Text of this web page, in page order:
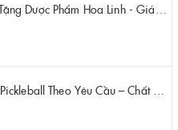
Sản Xuất Balo Quà Tặng Dược Phẩm Hoa Linh - Giá Gốc Tại Xưởng
Xưởng Sản Xuất Túi Pickleball Theo Yêu Cầu – Chất Lượng, Bền Bỉ, Thiết Kế Độc Quyền